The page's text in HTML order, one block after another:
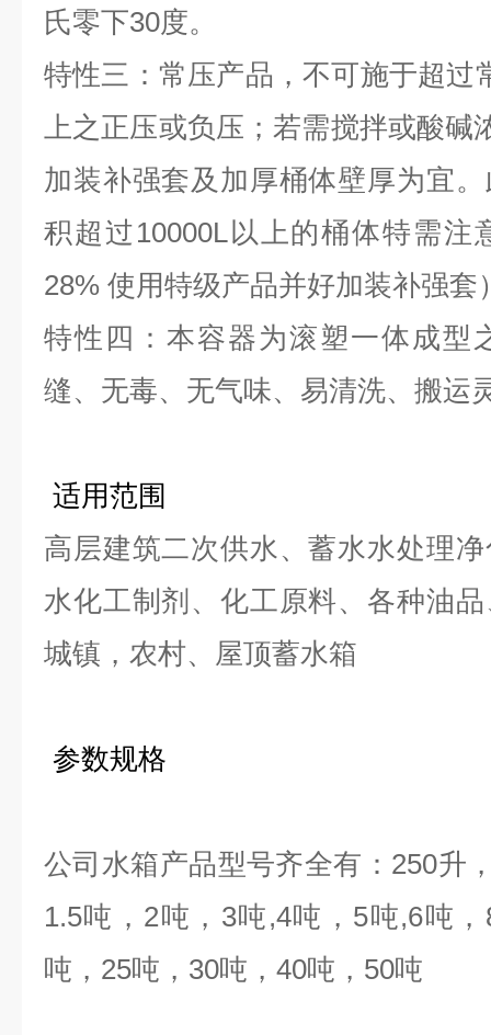
氏零下30度。
特性三：常压产品，不可施于超过
上之正压或负压；若需搅拌或酸碱
加装补强套及加厚桶体壁厚为宜
积超过10000L以上的桶体特需注
28% 使用特级产品并好加装补强套
特性四：本容器为滚塑一体成型
缝、无毒、无气味、易清洗、搬运
适用范围
高层建筑二次供水、蓄水水处理
水化工制剂、化工原料、各种油
城镇，农村、屋顶蓄水箱
参数规格
公司水箱产品型号齐全有： 250升
1.5吨， 2吨， 3吨,4吨， 5吨,6吨，
吨， 25吨， 30吨， 40吨， 50吨